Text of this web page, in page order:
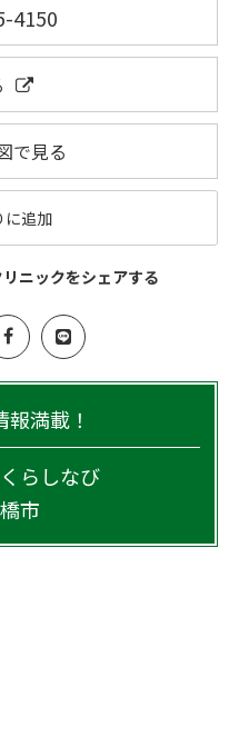
4150
で見る
に追加
ニックをシェアする
満載！
らしなび
市